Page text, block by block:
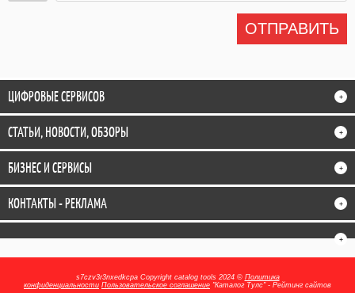
ОТПРАВИТЬ
ЦИФРОВЫЕ СЕРВИСОВ +
СТАТЬИ, НОВОСТИ, ОБЗОРЫ +
БИЗНЕС И СЕРВИСЫ +
КОНТАКТЫ - РЕКЛАМА +
+
s7czv3r3nxedkcpa Copyright catalog tools 2024 © Политика
конфиденциальности Пользовательское соглашение "Каталог Тулс" - Рейтинг сайтов